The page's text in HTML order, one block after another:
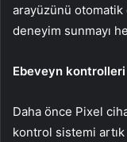
arayüzünü
deneyim sunmayı
Ebeveyn
Daha önce Pixel
kontrol sistemi